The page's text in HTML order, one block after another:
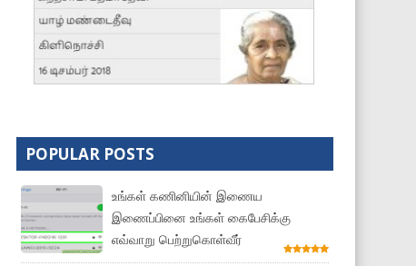
POPULAR POSTS
உங்கள் கணினியின் இணைய
இணைப்பினை உங்கள் கைபேசிக்கு
எவ்வாறு பெற்றுகொள்வீர்